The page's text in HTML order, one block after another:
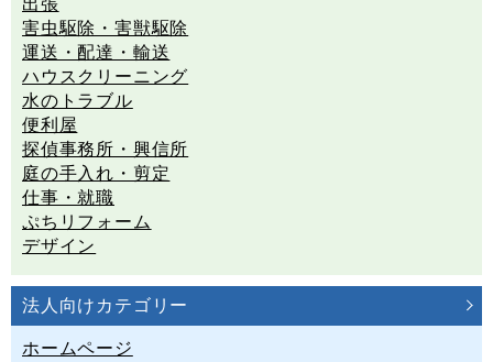
出張
害虫駆除・害獣駆除
運送・配達・輸送
ハウスクリーニング
水のトラブル
便利屋
探偵事務所・興信所
庭の手入れ・剪定
仕事・就職
ぷちリフォーム
デザイン
法人向けカテゴリー
ホームページ